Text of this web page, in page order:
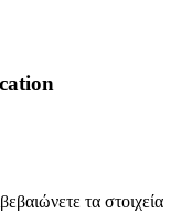
τα στοιχεία